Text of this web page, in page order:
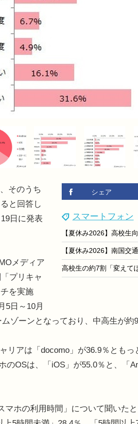
シェア
スマートフォン
そのうち
と回答し
日に発表
メディア
プリキャ
を実施
5日～10月
ゾーンとなっており、中高生が約
アは「docomo」が36.9％ともっ
のOSは、「iOS」が55.0％と、「
ホの利用時間」について聞いた